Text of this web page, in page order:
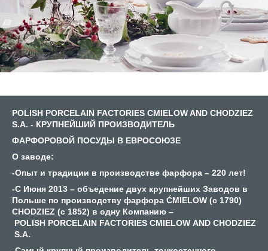
POLISH PORCELAIN FACTORIES CMIELOW AND CHODZIEZ
S.A. - КРУПНЕЙШИЙ ПРОИЗВОДИТЕЛЬ
ФАРФОРОВОЙ ПОСУДЫ В ЕВРОСОЮЗЕ
О заводе:
-Опыт и традиции в производстве фарфора – 220 лет!
-С Июня 2013 – объедение двух крупнейших Заводов в
Польше по производству фарфора ĆMIELOW (c 1790)
CHODZIEZ (c 1852) в одну Компанию –
POLISH PORCELAIN FACTORIES CMIELOW AND CHODZIEZ
S.A.